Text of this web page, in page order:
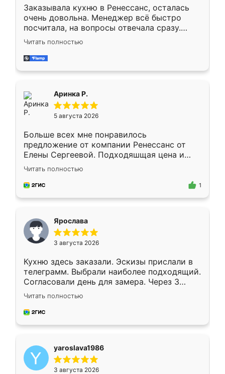
Заказывала кухню в Ренессанс, осталась
очень довольна. Менеджер всё быстро
посчитала, на вопросы отвечала сразу.
Замерщик приехал в субботу, подошёл к
делу со всей ответственностью. Собрали
за день, ребята работали аккуратно, даже
Читать полностью
Аринка Р.
5 августа 2026
Больше всех мне понравилось
предложение от компании Ренессанс от
Елены Сергеевой. Подходяшщая цена и
короткие сроки изготовления. Приехавший
для замера сотрудник Владислав
предложил по моему эскизу самый
Читать полностью
1
Ярослава
3 августа 2026
Кухню здесь заказали. Эскизы прислали в
телеграмм. Выбрали наиболее подходящий.
Согласовали день для замера. Через 3
недели кухня была уже готова. Остались
довольны работой. Спасибо Ренессанс
мебель за качественную работу!
Читать полностью
yaroslava1986
3 августа 2026